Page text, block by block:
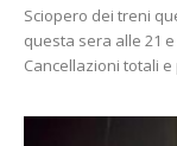
Sciopero dei treni
questa sera alle 21
Cancellazioni totali e